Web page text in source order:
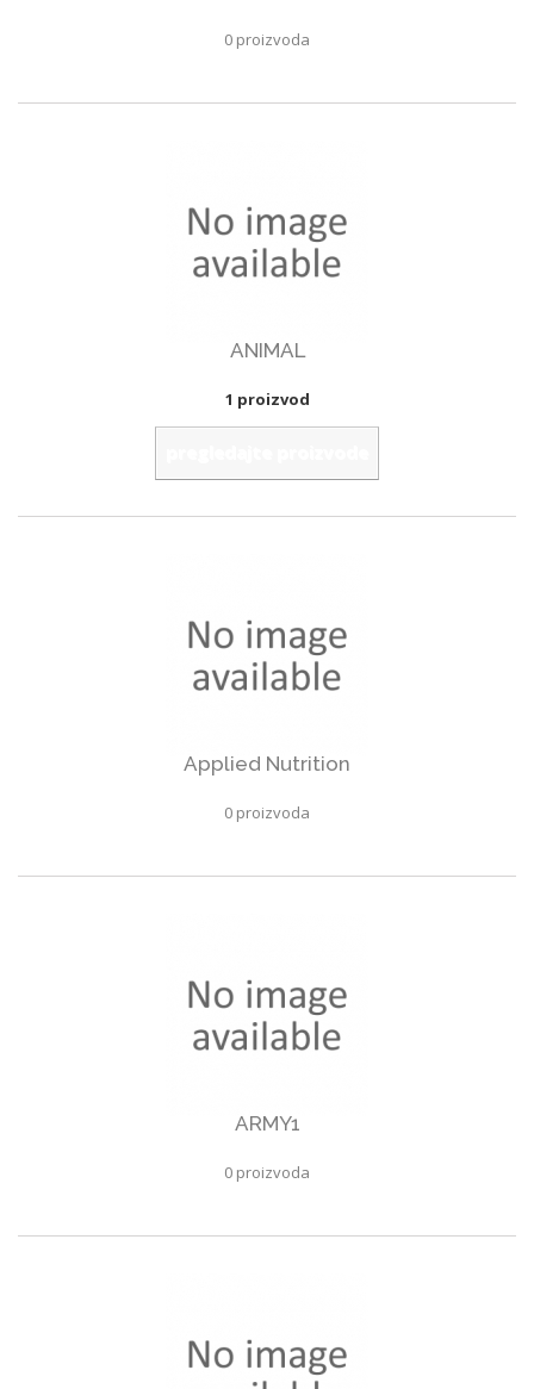
0 proizvoda
ANIMAL
1 proizvod
Applied Nutrition
0 proizvoda
ARMY1
0 proizvoda